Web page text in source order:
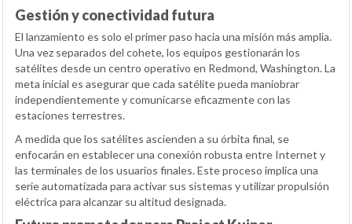
Gestión y conectividad futura
El lanzamiento es solo el primer paso hacia una misión más amplia.
Una vez separados del cohete, los equipos gestionarán los
satélites desde un centro operativo en Redmond, Washington. La
meta inicial es asegurar que cada satélite pueda maniobrar
independientemente y comunicarse eficazmente con las
estaciones terrestres.
A medida que los satélites ascienden a su órbita final, se
enfocarán en establecer una conexión robusta entre Internet y
las terminales de los usuarios finales. Este proceso implica una
serie automatizada para activar sus sistemas y utilizar propulsión
eléctrica para alcanzar su altitud designada.